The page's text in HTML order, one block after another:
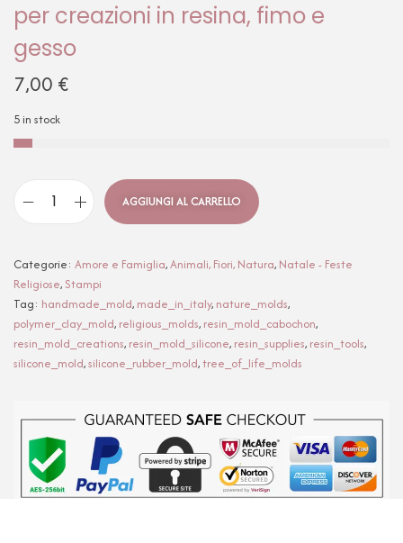
per creazioni in resina, fimo e
gesso
7,00 €
5 in stock
AGGIUNGI AL CARRELLO
Categorie: Amore e Famiglia,Animali, Fiori, Natura, Natale - Feste
Religiose,Stampi
Tag: handmade_mold, made_in_italy, nature_molds,
polymer_clay_mold, religious_molds, resin_mold_cabochon,
resin_mold_creations, resin_mold_silicone, resin_supplies, resin_tools,
silicone_mold,silicone_rubber_mold,tree_of_life_molds